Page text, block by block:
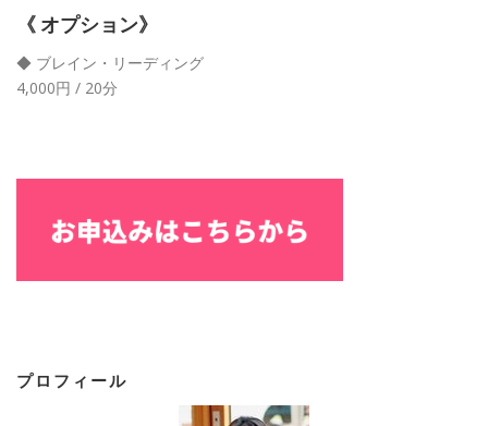
《 オプション》
◆ ブレイン・リーディング
4,000円 / 20分
プロフィール